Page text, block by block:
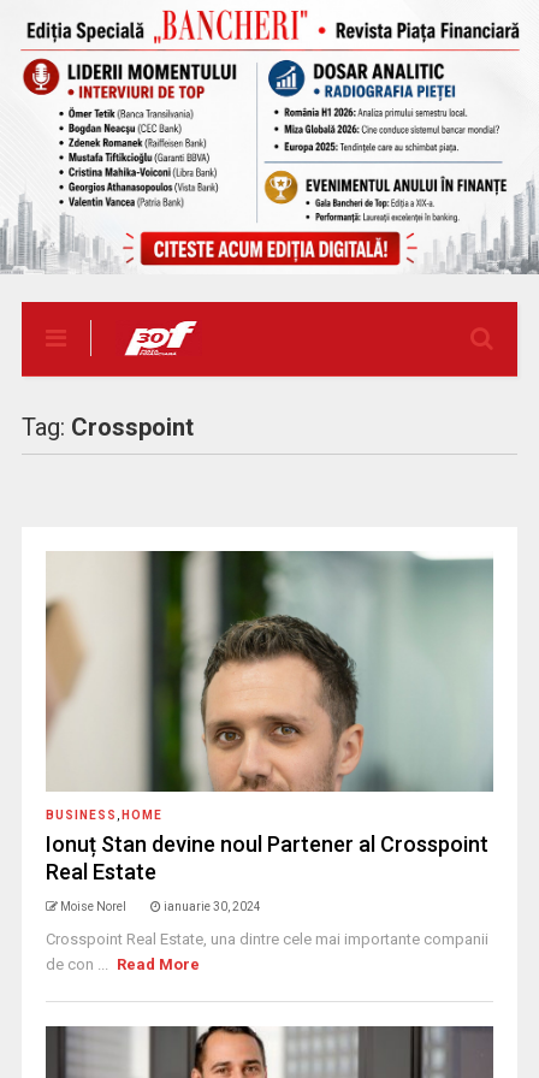
Tag: Crosspoint
BUSINESS HOME
Ionuț Stan devine noul Partener al Crosspoint
Real Estate
Moise Norel ianuarie 30, 2024
Crosspoint Real Estate, una dintre cele mai importante companii
de con ... Read More